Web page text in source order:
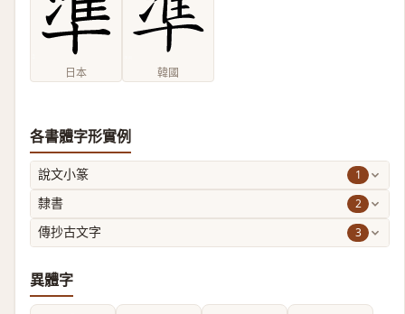
日本 韓國
各書體字形實例
說文小篆 1
隸書 2
傳抄古文字 3
異體字